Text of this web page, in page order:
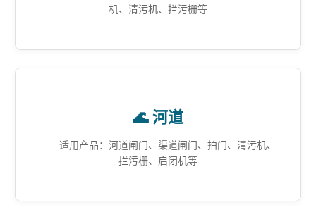
机、清污机、拦污栅等
🌊 河道
适用产品：河道闸门、渠道闸门、拍门、清污机、
拦污栅、启闭机等